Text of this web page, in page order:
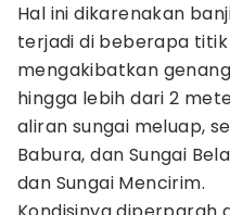
Hal ini dikarenakan
terjadi di beberapa
mengakibatkan
hingga lebih dari 2
aliran sungai meluap,
Babura, dan Sungai
dan Sungai Mencirim.